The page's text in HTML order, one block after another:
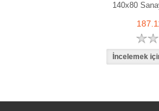
140x80